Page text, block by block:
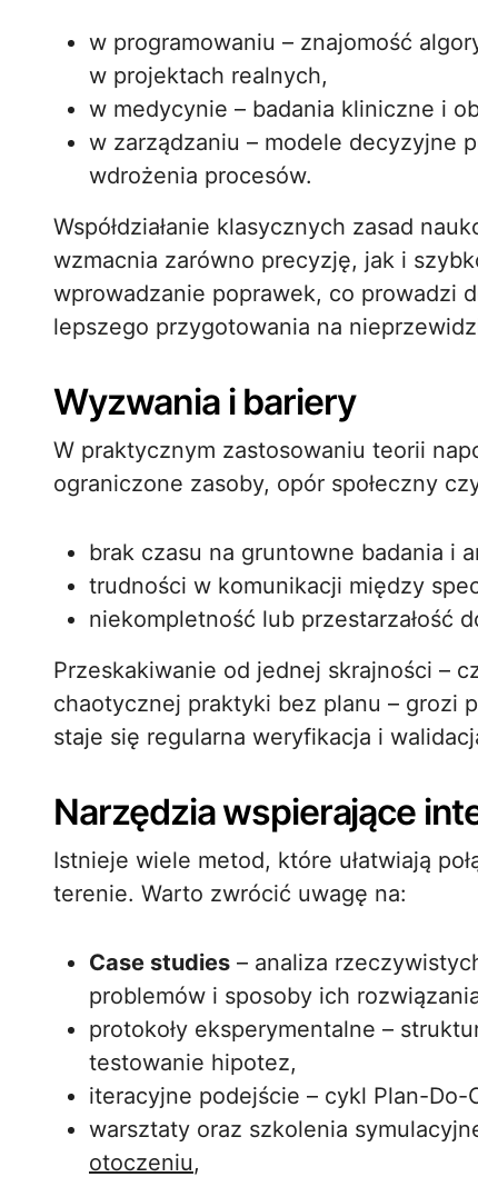
w programowaniu – znajomość
w projektach realnych,
w medycynie – badania kliniczne i
w zarządzaniu – modele decyzyjne
wdrożenia procesów.
Współdziałanie klasycznych zasad
wzmacnia zarówno precyzję, jak i
wprowadzanie poprawek, co prowadzi
lepszego przygotowania na
Wyzwania i bariery
W praktycznym zastosowaniu teorii
ograniczone zasoby, opór społeczny
brak czasu na gruntowne badania i
trudności w komunikacji między
niekompletność lub przestarzałość
Przeskakiwanie od jednej skrajności –
chaotycznej praktyki bez planu – grozi
staje się regularna weryfikacja i
Narzędzia wspierające
Istnieje wiele metod, które ułatwiają
terenie. Warto zwrócić uwagę na:
Case studies – analiza
problemów i sposoby ich
protokoły eksperymentalne –
testowanie hipotez,
iteracyjne podejście – cykl Plan-Do-
warsztaty oraz szkolenia
otoczeniu,